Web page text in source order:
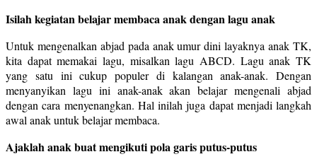
Isilah kegiatan belajar membaca anak dengan lagu anak
Untuk mengenalkan abjad pada anak umur dini layaknya anak TK,
kita dapat memakai lagu, misalkan lagu ABCD. Lagu anak TK
yang satu ini cukup populer di kalangan anak-anak. Dengan
menyanyikan lagu ini anak-anak akan belajar mengenali abjad
dengan cara menyenangkan. Hal inilah juga dapat menjadi langkah
awal anak untuk belajar membaca.
Ajaklah anak buat mengikuti pola garis putus-putus